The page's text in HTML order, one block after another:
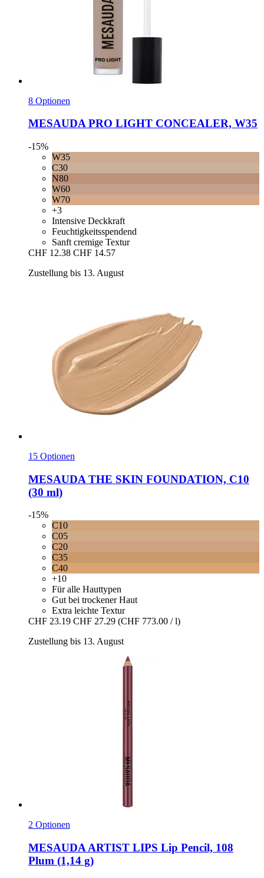
8 Optionen
MESAUDAPRO LIGHT CONCEALER, W35
-15%
W35
C30
N80
W60
W70
+3
Intensive Deckkraft
Feuchtigkeitsspendend
Sanft cremige Textur
CHF 12.38 CHF 14.57
Zustellung bis 13. August
15 Optionen
MESAUDA THE SKIN FOUNDATION, C10
(30 ml)
-15%
C10
C05
C20
C35
C40
+10
Für alle Hauttypen
Gut bei trockener Haut
Extra leichte Textur
CHF 23.19 CHF 27.29 (CHF 773.00 / l)
Zustellung bis 13. August
2 Optionen
MESAUDA ARTIST LIPS Lip Pencil, 108
Plum (1,14 g)